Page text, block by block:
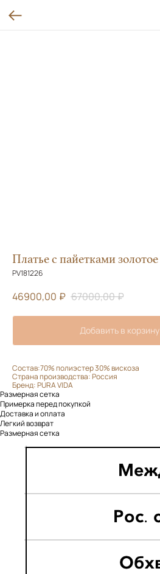
Платье с пайетками золотое
PV181226
46900,00 ₽ 67000,00₽
Добавить в корзину
Состав:70% полиэстер 30% вискоза
Страна производства: Россия
Бренд: PURA VIDA
Размерная сетка
Примерка перед покупкой
Доставка и оплата
Легкий возврат
Размерная сетка